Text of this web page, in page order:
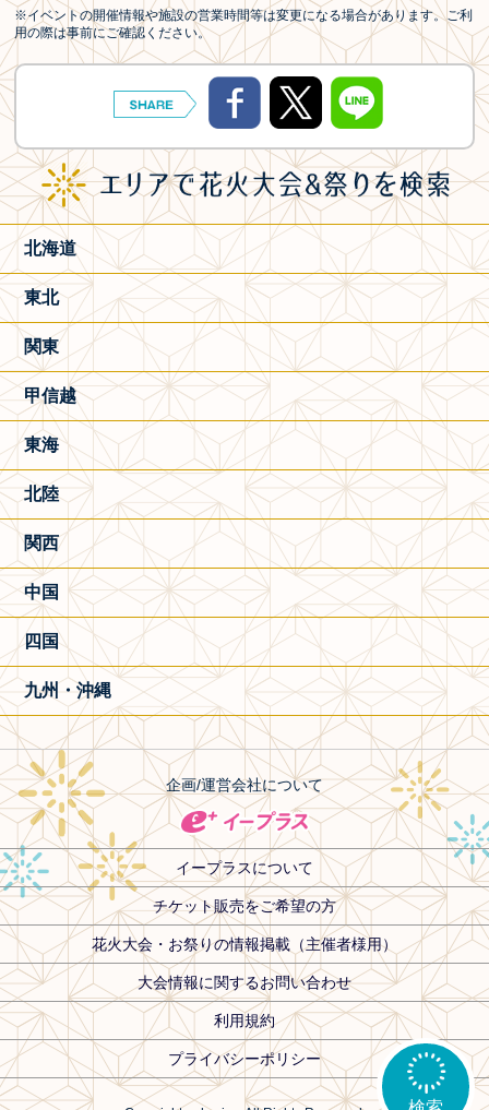
※イベントの開催情報や施設の営業時間等は変更になる場合があります。ご利
用の際は事前にご確認ください。
北海道
東北
関東
甲信越
東海
北陸
関西
中国
四国
九州・沖縄
企画/運営会社について
イープラスについて
チケット販売をご希望の方
花火大会・お祭りの情報掲載（主催者様用）
大会情報に関するお問い合わせ
利用規約
プライバシーポリシー